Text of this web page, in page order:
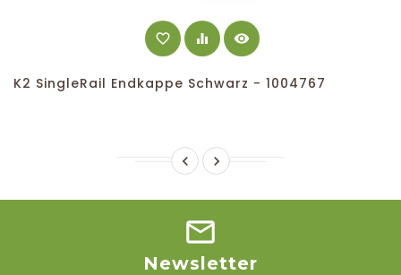
favorite_border equalizer visibility
K2 SingleRail Endkappe Schwarz - 1004767
 
Newsletter